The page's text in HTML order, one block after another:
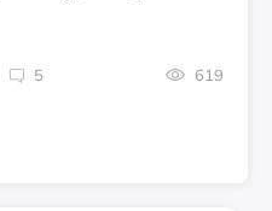
5 619